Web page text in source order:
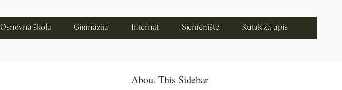
Osnovna škola Gimnazija Internat Sjemenište Kutak za upis
About This Sidebar